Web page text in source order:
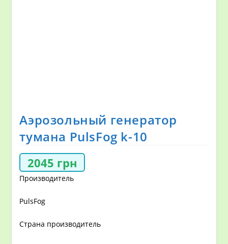
Аэрозольный генератор
тумана PulsFog k-10
2045 грн
Производитель
PulsFog
Страна производитель